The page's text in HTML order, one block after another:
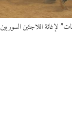
لإغاثة اللاجئين السوريين